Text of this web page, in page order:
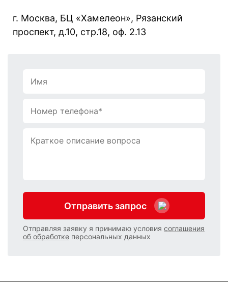
г. Москва, БЦ «Хамелеон», Рязанский
проспект, д.10, стр.18, оф. 2.13
Отправить запрос
Отправляя заявку я принимаю условия соглашения
об обработке персональных данных